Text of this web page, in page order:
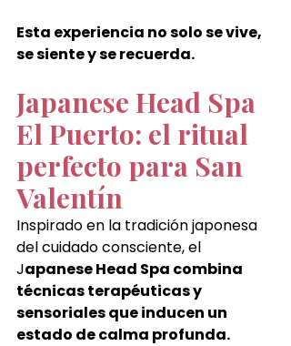
Esta experiencia no solo se vive,
se siente y se recuerda.
Japanese Head Spa
El Puerto: el ritual
perfecto para San
Valentín
Inspirado en la tradición japonesa
del cuidado consciente, el
Japanese Head Spa combina
técnicas terapéuticas y
sensoriales que inducen un
estado de calma profunda.